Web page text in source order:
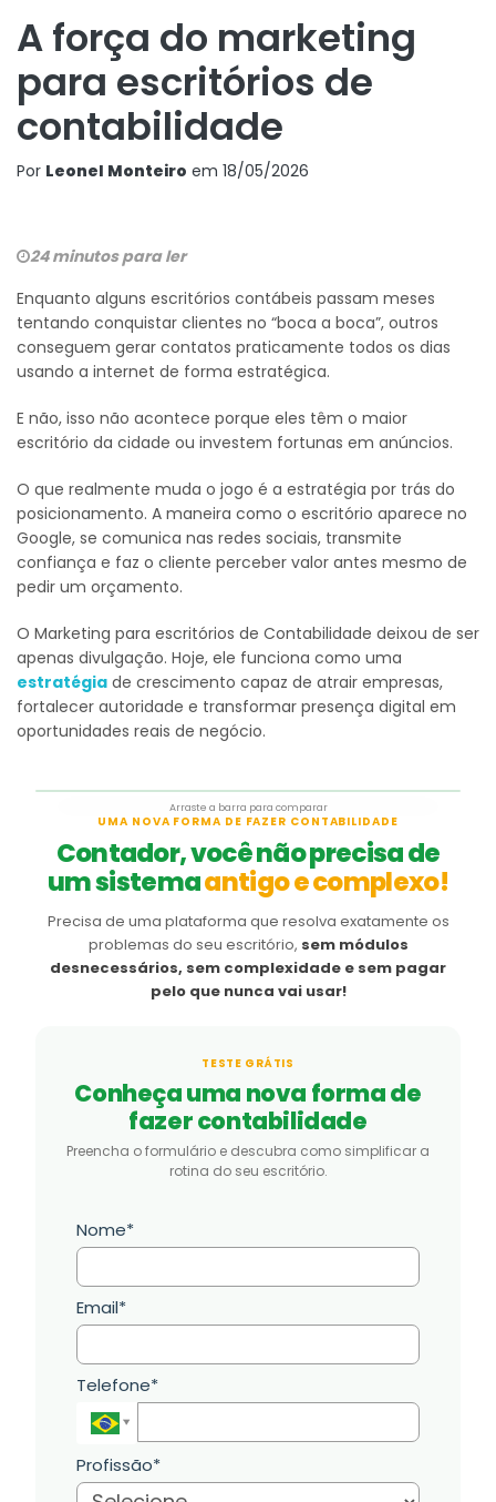
A força do marketing
para escritórios de
contabilidade
Por Leonel Monteiro em 18/05/2026
24 minutos para ler
Enquanto alguns escritórios contábeis passam meses
tentando conquistar clientes no “boca a boca”, outros
conseguem gerar contatos praticamente todos os dias
usando a internet de forma estratégica.
E não, isso não acontece porque eles têm o maior
escritório da cidade ou investem fortunas em anúncios.
O que realmente muda o jogo é a estratégia por trás do
posicionamento. A maneira como o escritório aparece no
Google, se comunica nas redes sociais, transmite
confiança e faz o cliente perceber valor antes mesmo de
pedir um orçamento.
O Marketing para escritórios de Contabilidade deixou de ser
apenas divulgação. Hoje, ele funciona como uma
estratégia de crescimento capaz de atrair empresas,
fortalecer autoridade e transformar presença digital em
oportunidades reais de negócio.
Depois
Arraste a barra para comparar
UMA NOVA FORMA DE FAZER CONTABILIDADE
Contador, você não precisa de
um sistemaantigo e complexo!
Precisa de uma plataforma que resolva exatamente os
problemas do seu escritório, sem módulos
desnecessários, sem complexidade e sem pagar
pelo que nunca vai usar!
TESTE GRÁTIS
Conheça uma nova forma de
fazer contabilidade
Preencha o formulário e descubra como simplificar a
rotina do seu escritório.
Nome*
Email*
Telefone*
Profissão*